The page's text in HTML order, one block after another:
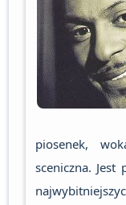
piosenek,
sceniczna. Jest